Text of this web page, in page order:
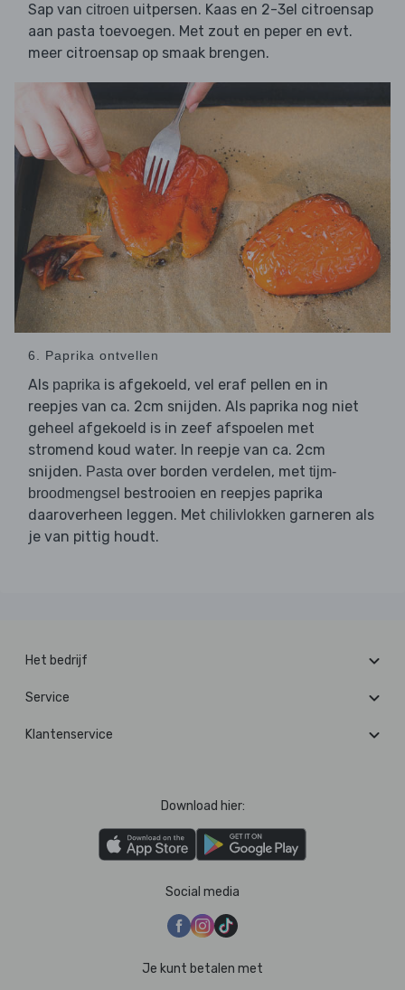
Sap van citroen uitpersen. Kaas en 2-3el citroensap
aan pasta toevoegen. Met zout en peper en evt.
meer citroensap op smaak brengen.
6. Paprika ontvellen
Als paprika is afgekoeld, vel eraf pellen en in
reepjes van ca. 2cm snijden. Als paprika nog niet
geheel afgekoeld is in zeef afspoelen met
stromend koud water. In reepje van ca. 2cm
snijden. Pasta over borden verdelen, met tijm-
broodmengsel
bestrooien en reepjes paprika
daaroverheen leggen. Met chilivlokken garneren als
je van pittig houdt.
Het bedrijf
Service
Klantenservice
Download hier:
Social media
Je kunt betalen met